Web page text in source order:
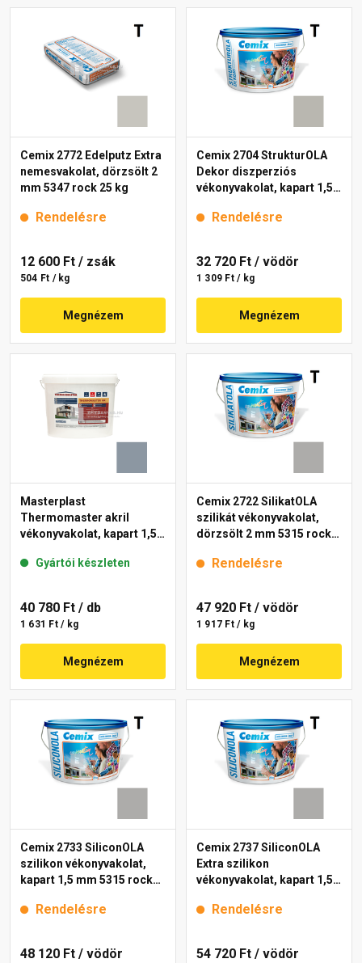
Cemix 2772 Edelputz Extra
nemesvakolat, dörzsölt 2
mm 5347 rock 25 kg
Rendelésre
12 600 Ft / zsák
504 Ft / kg
Megnézem
Cemix 2704 StrukturOLA
Dekor diszperziós
vékonyvakolat, kapart 1,5
Rendelésre
32 720 Ft / vödör
1 309 Ft / kg
Megnézem
Masterplast
Thermomaster akril
vékonyvakolat, kapart 1,5
Gyártói készleten
40 780 Ft / db
1 631 Ft / kg
Megnézem
Cemix 2722 SilikatOLA
szilikát vékonyvakolat,
dörzsölt 2 mm 5315 rock
Rendelésre
47 920 Ft / vödör
1 917 Ft / kg
Megnézem
Cemix 2733 SiliconOLA
szilikon vékonyvakolat,
kapart 1,5 mm 5315 rock
Rendelésre
48 120 Ft / vödör
Cemix 2737 SiliconOLA
Extra szilikon
vékonyvakolat, kapart 1,5
Rendelésre
54 720 Ft / vödör